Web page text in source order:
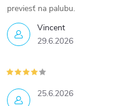
Vincent
29.6.2026
previesť na palubu.
25.6.2026